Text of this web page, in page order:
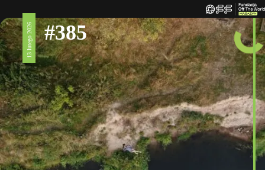
13 lutego 2026 #385